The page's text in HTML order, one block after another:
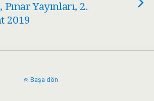
Yayınları, 2.
2019
Başa dön